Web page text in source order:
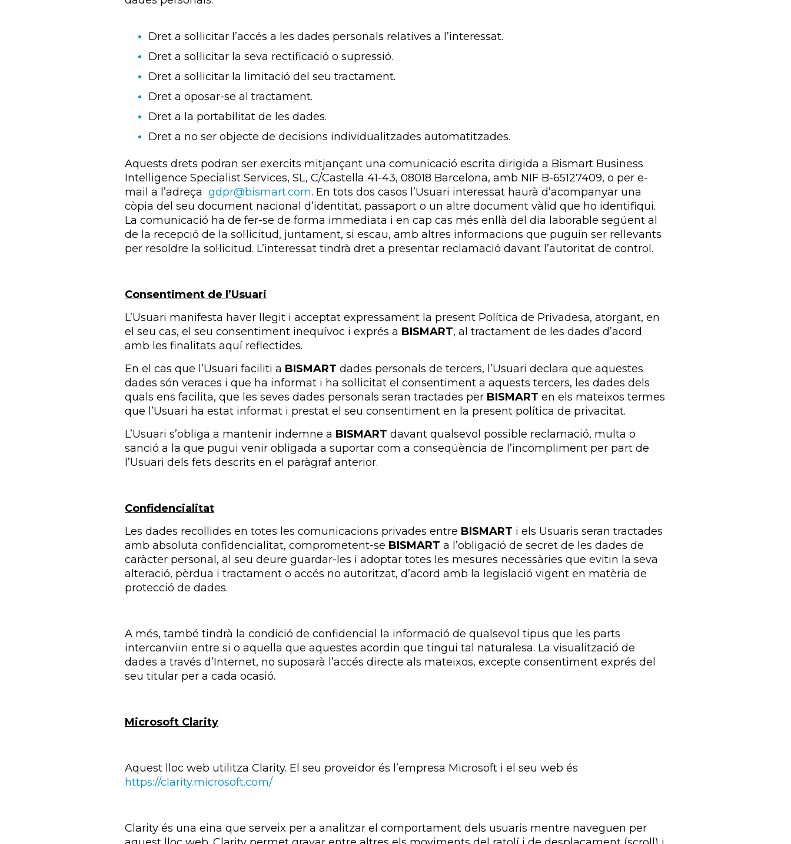
Dret a sol·licitar l’accés a les dades personals relatives a l’interessat.
Dret a sol·licitar la seva rectificació o supressió.
Dret a sol·licitar la limitació del seu tractament.
Dret a oposar-se al tractament.
Dret a la portabilitat de les dades.
Dret a no ser objecte de decisions individualitzades automatitzades.
Aquests drets podran ser exercits mitjançant una comunicació escrita dirigida a Bismart Business
Intelligence Specialist Services, SL, C/Castella 41-43, 08018 Barcelona, amb NIF B-65127409, o per e-
mail a l’adreça gdpr@bismart.com. En tots dos casos l’Usuari interessat haurà d’acompanyar una
còpia del seu document nacional d’identitat, passaport o un altre document vàlid que ho identifiqui.
La comunicació ha de fer-se de forma immediata i en cap cas més enllà del dia laborable següent al
de la recepció de la sol·licitud, juntament, si escau, amb altres informacions que puguin ser rellevants
per resoldre la sol·licitud. L’interessat tindrà dret a presentar reclamació davant l’autoritat de control.
Consentiment de l’Usuari
L’Usuari manifesta haver llegit i acceptat expressament la present Política de Privadesa, atorgant, en
el seu cas, el seu consentiment inequívoc i exprés a BISMART, al tractament de les dades d’acord
amb les finalitats aquí reflectides.
En el cas que l’Usuari faciliti a BISMART dades personals de tercers, l’Usuari declara que aquestes
dades són veraces i que ha informat i ha sol·licitat el consentiment a aquests tercers, les dades dels
quals ens facilita, que les seves dades personals seran tractades per BISMART en els mateixos termes
que l’Usuari ha estat informat i prestat el seu consentiment en la present política de privacitat.
L’Usuari s’obliga a mantenir indemne a BISMART davant qualsevol possible reclamació, multa o
sanció a la que pugui venir obligada a suportar com a conseqüència de l’incompliment per part de
l’Usuari dels fets descrits en el paràgraf anterior.
Confidencialitat
Les dades recollides en totes les comunicacions privades entre BISMART i els Usuaris seran tractades
amb absoluta confidencialitat, comprometent-se BISMART a l’obligació de secret de les dades de
caràcter personal, al seu deure guardar-les i adoptar totes les mesures necessàries que evitin la seva
alteració, pèrdua i tractament o accés no autoritzat, d’acord amb la legislació vigent en matèria de
protecció de dades.
A més, també tindrà la condició de confidencial la informació de qualsevol tipus que les parts
intercanviïn entre si o aquella que aquestes acordin que tingui tal naturalesa. La visualització de
dades a través d’Internet, no suposarà l’accés directe als mateixos, excepte consentiment exprés del
seu titular per a cada ocasió.
Microsoft Clarity
Aquest lloc web utilitza Clarity. El seu proveïdor és l’empresa Microsoft i el seu web és
https://clarity.microsoft.com/
Clarity és una eina que serveix per a analitzar el comportament dels usuaris mentre naveguen per